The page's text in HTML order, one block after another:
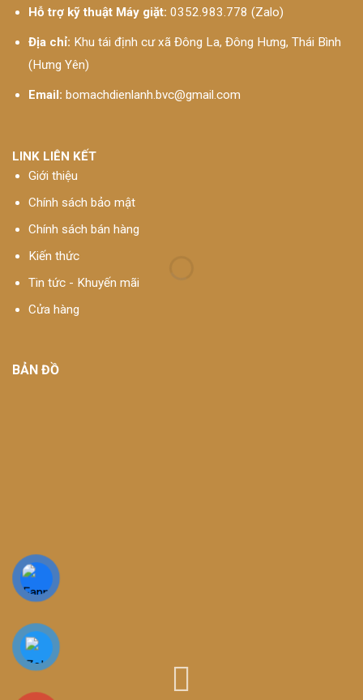
Hỗ trợ kỹ thuật Máy giặt: 0352.983.778 (Zalo)
Địa chỉ: Khu tái định cư xã Đông La, Đông Hưng, Thái Bình
(Hưng Yên)
Email: bomachdienlanh.bvc@gmail.com
LINK LIÊN KẾT
Giới thiệu
Chính sách bảo mật
Chính sách bán hàng
Kiến thức
Tin tức - Khuyến mãi
Cửa hàng
BẢN ĐỒ